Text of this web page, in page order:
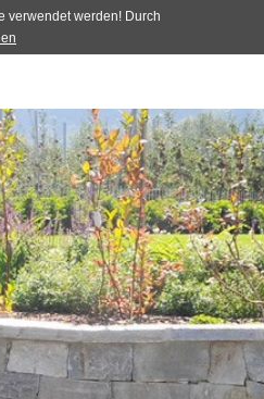
verwendet werden! Durch